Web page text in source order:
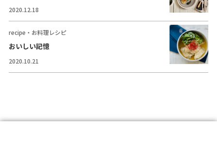
家事スタッフ募集
働く仲間インタビュー
お問い合わせ
2020.12.18
recipe・お料理レシピ
おいしい記憶
2020.10.21